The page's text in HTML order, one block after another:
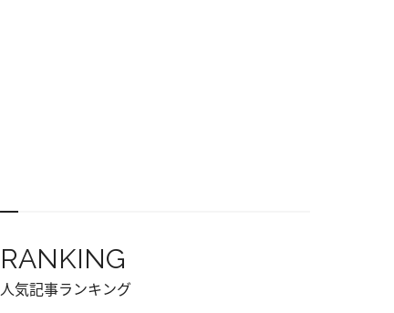
RANKING
人気記事ランキング